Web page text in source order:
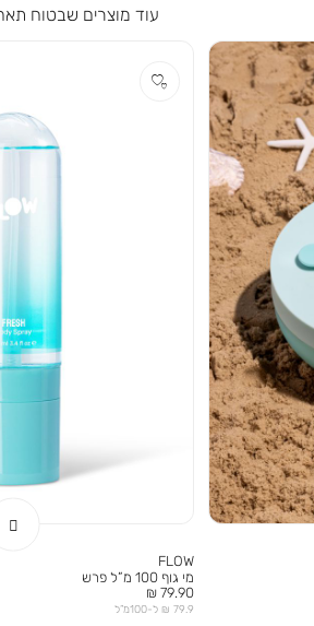
עוד מוצרים שבטוח
FLOW
מי גוף 100 מ”ל פרש
מחיר
מוצר
79.90 ₪
79.9 ₪ ל-100מ”ל